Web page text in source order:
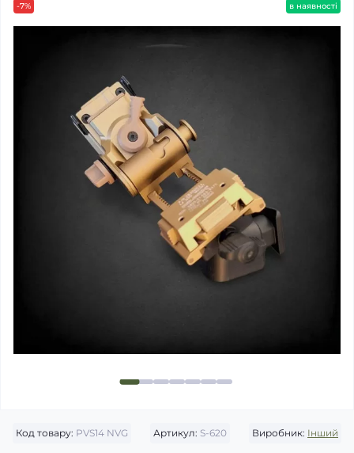
-7% в наявності
Код товару: PVS14 NVG Артикул: S-620 Виробник: Інший